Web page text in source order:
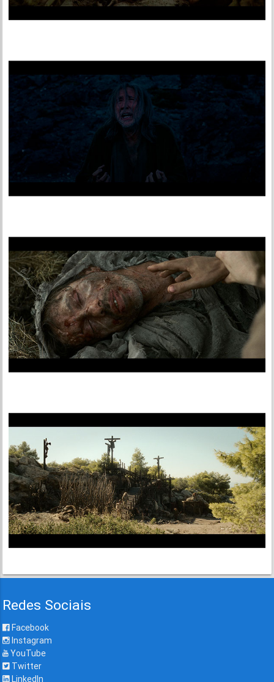
Redes Sociais
Facebook
Instagram
YouTube
Twitter
LinkedIn